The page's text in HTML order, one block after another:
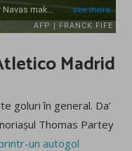
Madrid
goluri în general. Da’
Thomas Partey
un autogol